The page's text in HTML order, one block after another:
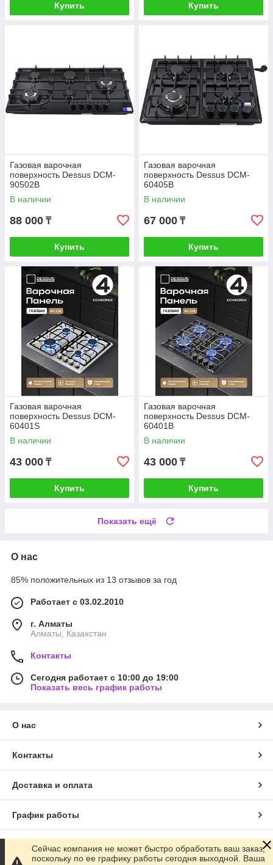
Купить Купить
Газовая варочная
поверхность Dessus DCM-
90502B
В наличии
88 000 ₸
Купить
Газовая варочная
поверхность Dessus DCM-
60405B
В наличии
67 000 ₸
Купить
Газовая варочная
поверхность Dessus DCM-
60401S
В наличии
43 000 ₸
Купить
Газовая варочная
поверхность Dessus DCM-
60401B
В наличии
43 000 ₸
Купить
Показать ещё
О нас
85% положительных из 13 отзывов за год
Работает с 03.02.2010
г. Алматы
Алматы, Казахстан
Контакты
Сегодня работает с 10:00 до 19:00
Показать весь график работы
О нас
Контакты
Доставка и оплата
График работы
Полная версия сайта
Сейчас компания не может быстро обработать ваш заказ,
поскольку по ее графику работы сегодня выходной. Ваша